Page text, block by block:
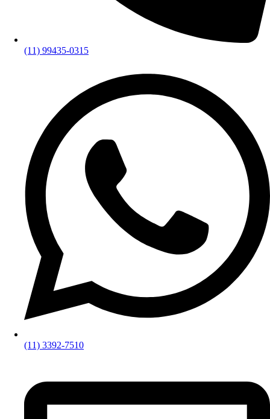
(11) 99435-0315
(11) 3392-7510